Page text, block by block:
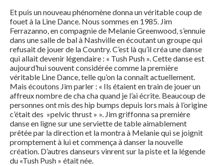
Et puis un nouveau phénomène donna un véritable coup de
fouet à la Line Dance. Nous sommes en 1985. Jim
Ferrazanno, en compagnie de Melanie Greenwood, s’ennuie
dans une salle de bal à Nashville en écoutant un groupe qui
refusait de jouer de la Country. C’est là qu’il créa une danse
qui allait devenir légendaire : « Tush Push ». Cette danse est
aujourd’hui souvent considérée comme la première
véritable Line Dance, telle qu’on la connaît actuellement.
Mais écoutons Jim parler : « Ils étaient en train de jouer un
affreux nombre de cha cha quand je l’ai écrite. Beaucoup de
personnes ont mis des hip bumps depuis lors mais à l’origine
c’était des »pelvic thrust » ». Jim griffonna sa première
danse en ligne sur une serviette de table aimablement
prêtée par la direction et la montra à Melanie qui se joignit
promptement à lui et commença à danser la nouvelle
création. D’autres danseurs vinrent sur la piste et la légende
du «Tush Push » était née.